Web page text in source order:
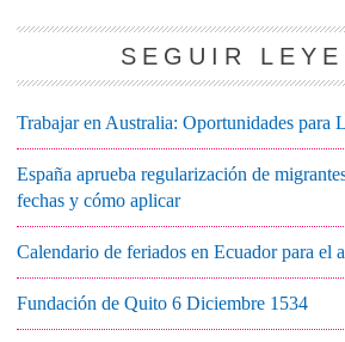
SEGUIR
Trabajar en Australia: Oportunidades para
España aprueba regularización de
fechas y cómo aplicar
Calendario de feriados en Ecuador para el
Fundación de Quito 6 Diciembre 1534